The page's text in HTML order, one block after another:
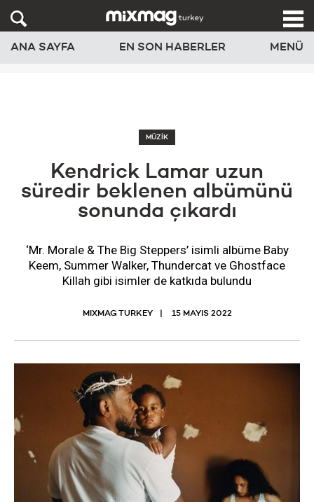
ANA SAYFA EN SON HABERLER MENÜ
MÜZİK
Kendrick Lamar uzun
süredir beklenen albümünü
sonunda çıkardı
‘Mr. Morale & The Big Steppers’ isimli albüme Baby
Keem, Summer Walker, Thundercat ve Ghostface
Killah gibi isimler de katkıda bulundu
MIXMAG TURKEY 15 MAYIS 2022